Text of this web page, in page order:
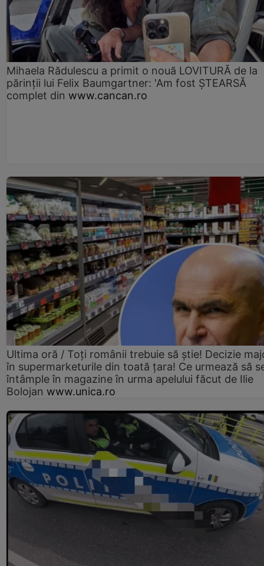
Mihaela Rădulescu a primit o nouă LOVITURĂ de la
părinții lui Felix Baumgartner: 'Am fost ȘTEARSĂ
complet din www.cancan.ro
Ultima oră / Toți românii trebuie să știe! Decizie
în supermarketurile din toată țara! Ce urmează să
întâmple în magazine în urma apelului făcut de Ilie
Bolojan www.unica.ro